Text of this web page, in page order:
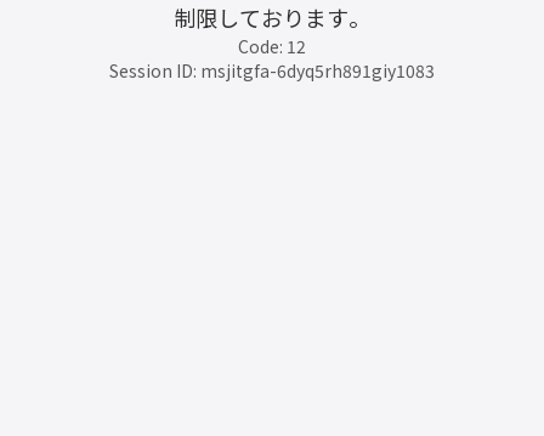
制限しております。
Code: 12
Session ID: msjitgfa-6dyq5rh891giy1083